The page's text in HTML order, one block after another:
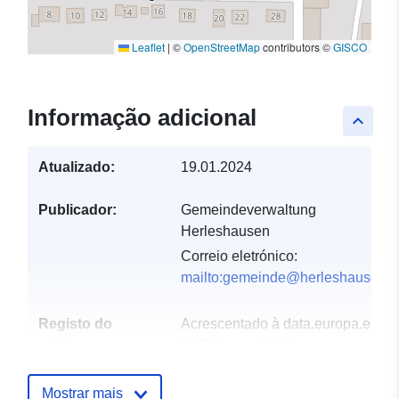
Leaflet | ©OpenStreetMapcontributors ©GISCO
keyboard_arrow_up
Informação adicional
Atualizado: 19.01.2024
Publicador:
Gemeindeverwaltung
Herleshausen
Correio eletrónico:
Registo do
Acrescentado à data.europa.eu:
Mostrar mais